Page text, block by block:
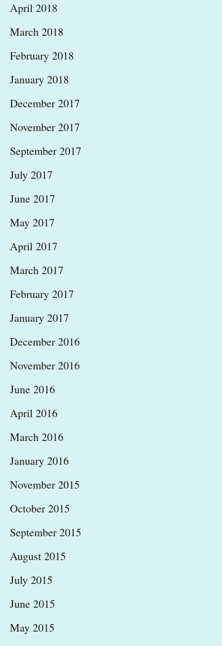
April 2018
March 2018
February 2018
January 2018
December 2017
November 2017
September 2017
July 2017
June 2017
May 2017
April 2017
March 2017
February 2017
January 2017
December 2016
November 2016
June 2016
April 2016
March 2016
January 2016
November 2015
October 2015
September 2015
August 2015
July 2015
June 2015
May 2015